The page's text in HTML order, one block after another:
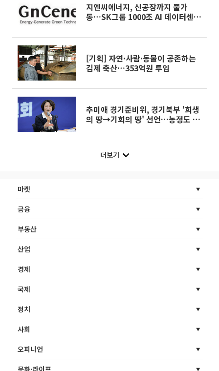
지엔씨에너지, 신공장까지 풀가
동…SK그룹 1000조 AI 데이터센터
[기획] 자연·사람·동물이 공존하는
김제 축산…353억원 투입
추미애 경기준비위, 경기북부 '희생
의 땅→기회의 땅' 선언…농정도 AI
더보기
마켓
금융
부동산
산업
경제
국제
정치
사회
오피니언
문화·라이프